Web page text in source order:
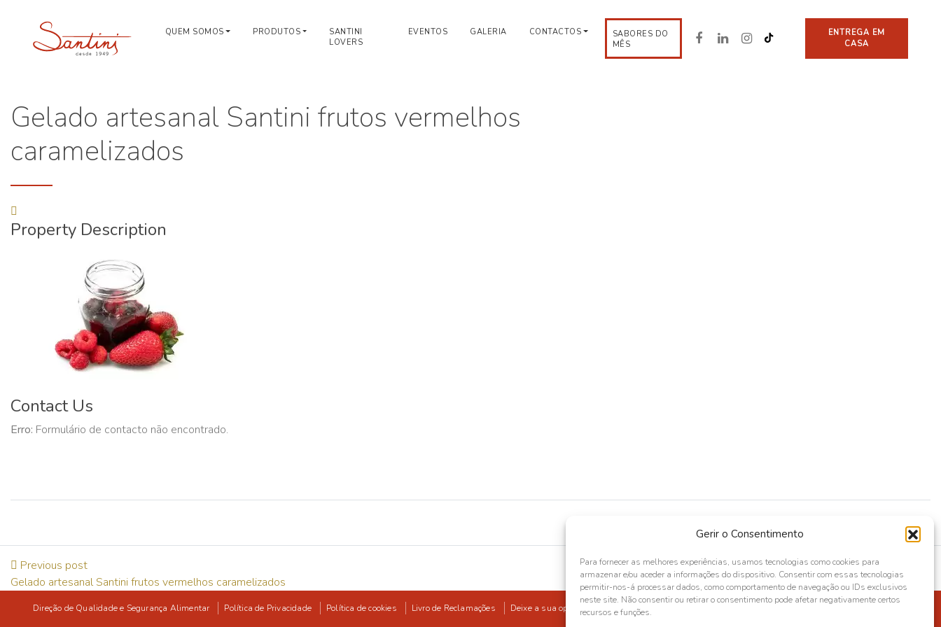
Gerir o Consentimento
Para fornecer as melhores experiências, usamos tecnologias como cookies para
armazenar e/ou aceder a informações do dispositivo. Consentir com essas tecnologias
permitir-nos-á processar dados, como comportamento de navegação ou IDs exclusivos
neste site. Não consentir ou retirar o consentimento pode afetar negativamente certos
recursos e funções.
QUEM SOMOS PRODUTOS
SANTINI
LOVERS
EVENTOS GALERIA CONTACTOS
SABORES DO
MÊS
ENTREGA EM
CASA
Gelado artesanal Santini frutos vermelhos
caramelizados
Property Description
Contact Us
Erro: Formulário de contacto não encontrado.
Previous post
Gelado artesanal Santini frutos vermelhos caramelizados
Direção de Qualidade e Segurança Alimentar Política de Privacidade Política de cookies Livro de Reclamações Deixe a sua opinião